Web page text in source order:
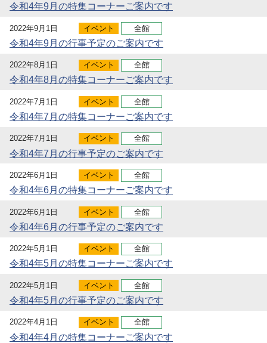
令和4年9月の特集コーナーご案内です
2022年9月1日 イベント 全館
令和4年9月の行事予定のご案内です
2022年8月1日 イベント 全館
令和4年8月の特集コーナーご案内です
2022年7月1日 イベント 全館
令和4年7月の特集コーナーご案内です
2022年7月1日 イベント 全館
令和4年7月の行事予定のご案内です
2022年6月1日 イベント 全館
令和4年6月の特集コーナーご案内です
2022年6月1日 イベント 全館
令和4年6月の行事予定のご案内です
2022年5月1日 イベント 全館
令和4年5月の特集コーナーご案内です
2022年5月1日 イベント 全館
令和4年5月の行事予定のご案内です
2022年4月1日 イベント 全館
令和4年4月の特集コーナーご案内です